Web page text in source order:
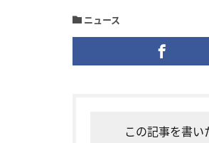
ニュース
この記事を書い